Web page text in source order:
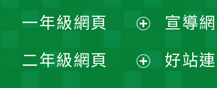
一年級網頁
開
二年級網頁
宣導
好站